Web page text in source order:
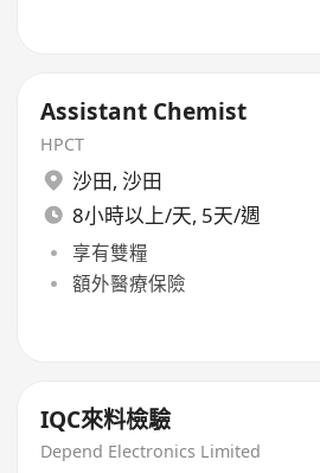
Assistant Chemist
HPCT
沙田, 沙田
8小時以上/天, 5天/週
享有雙糧
額外醫療保險
IQC來料檢驗
Depend Electronics Limited